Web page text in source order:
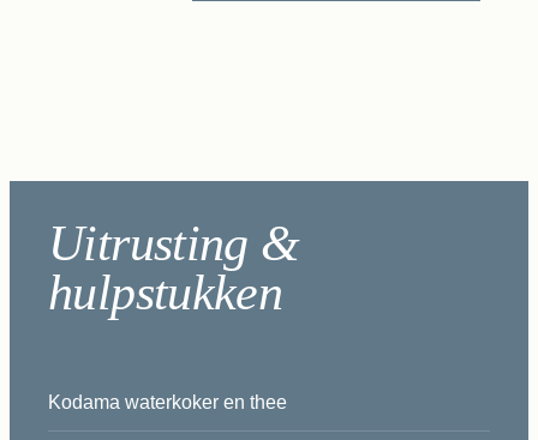
Uitrusting &
hulpstukken
Kodama waterkoker en thee